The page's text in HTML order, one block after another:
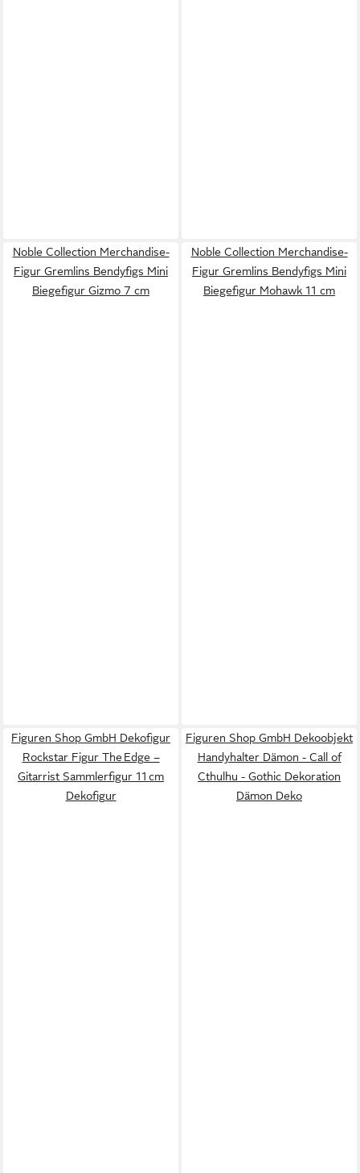
Noble Collection Merchandise-
Figur Gremlins Bendyfigs Mini
Biegefigur Gizmo 7 cm
Noble Collection Merchandise-
Figur Gremlins Bendyfigs Mini
Biegefigur Mohawk 11 cm
Figuren Shop GmbH Dekofigur
Rockstar Figur The Edge –
Gitarrist Sammlerfigur 11 cm
Dekofigur
Figuren Shop GmbH Dekoobjekt
Handyhalter Dämon - Call of
Cthulhu - Gothic Dekoration
Dämon Deko